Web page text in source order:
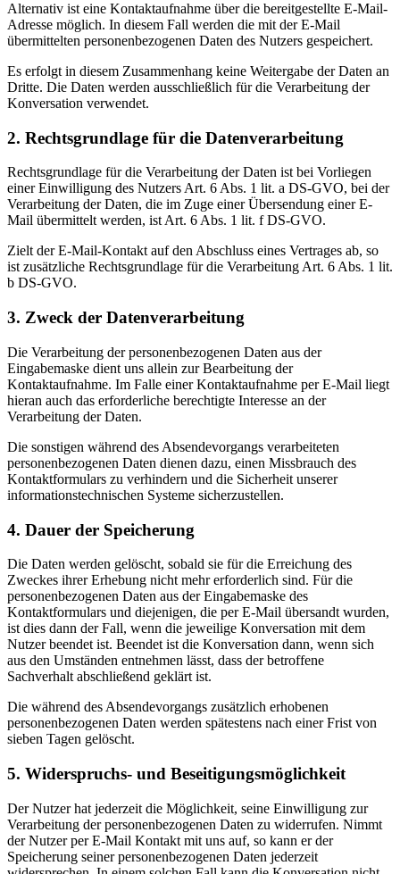
Alternativ ist eine Kontaktaufnahme über die bereitgestellte E-Mail-
Adresse möglich. In diesem Fall werden die mit der E-Mail
übermittelten personenbezogenen Daten des Nutzers gespeichert.
Es erfolgt in diesem Zusammenhang keine Weitergabe der Daten an
Dritte. Die Daten werden ausschließlich für die Verarbeitung der
Konversation verwendet.
2. Rechtsgrundlage für die Datenverarbeitung
Rechtsgrundlage für die Verarbeitung der Daten ist bei Vorliegen
einer Einwilligung des Nutzers Art. 6 Abs. 1 lit. a DS-GVO, bei der
Verarbeitung der Daten, die im Zuge einer Übersendung einer E-
Mail übermittelt werden, ist Art. 6 Abs. 1 lit. f DS-GVO.
Zielt der E-Mail-Kontakt auf den Abschluss eines Vertrages ab, so
ist zusätzliche Rechtsgrundlage für die Verarbeitung Art. 6 Abs. 1 lit.
b DS-GVO.
3. Zweck der Datenverarbeitung
Die Verarbeitung der personenbezogenen Daten aus der
Eingabemaske dient uns allein zur Bearbeitung der
Kontaktaufnahme. Im Falle einer Kontaktaufnahme per E-Mail liegt
hieran auch das erforderliche berechtigte Interesse an der
Verarbeitung der Daten.
Die sonstigen während des Absendevorgangs verarbeiteten
personenbezogenen Daten dienen dazu, einen Missbrauch des
Kontaktformulars zu verhindern und die Sicherheit unserer
informationstechnischen Systeme sicherzustellen.
4. Dauer der Speicherung
Die Daten werden gelöscht, sobald sie für die Erreichung des
Zweckes ihrer Erhebung nicht mehr erforderlich sind. Für die
personenbezogenen Daten aus der Eingabemaske des
Kontaktformulars und diejenigen, die per E-Mail übersandt wurden,
ist dies dann der Fall, wenn die jeweilige Konversation mit dem
Nutzer beendet ist. Beendet ist die Konversation dann, wenn sich
aus den Umständen entnehmen lässt, dass der betroffene
Sachverhalt abschließend geklärt ist.
Die während des Absendevorgangs zusätzlich erhobenen
personenbezogenen Daten werden spätestens nach einer Frist von
sieben Tagen gelöscht.
5. Widerspruchs- und Beseitigungsmöglichkeit
Der Nutzer hat jederzeit die Möglichkeit, seine Einwilligung zur
Verarbeitung der personenbezogenen Daten zu widerrufen. Nimmt
der Nutzer per E-Mail Kontakt mit uns auf, so kann er der
Speicherung seiner personenbezogenen Daten jederzeit